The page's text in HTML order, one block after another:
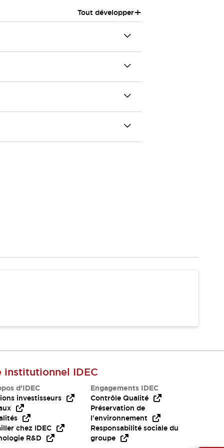
Tout développer+
institutionnel IDEC
d’IDEC
investisseurs
chez IDEC
R&D
Engagements IDEC
Contrôle Qualité
Préservation de
l'environnement
Responsabilité sociale du
groupe